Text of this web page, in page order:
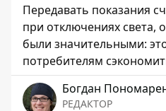
Передавать показания
при отключениях света,
были значительными:
потребителям
Богдан
РЕДАКТОР